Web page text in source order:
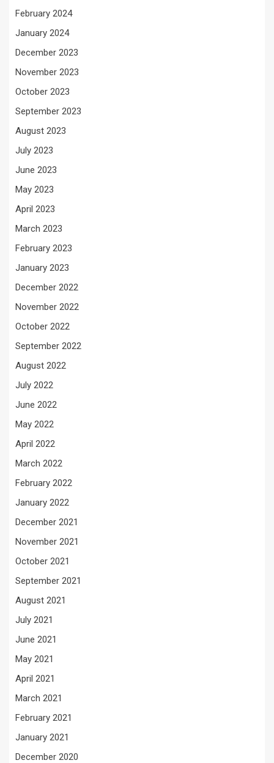
February 2024
January 2024
December 2023
November 2023
October 2023
September 2023
August 2023
July 2023
June 2023
May 2023
April 2023
March 2023
February 2023
January 2023
December 2022
November 2022
October 2022
September 2022
August 2022
July 2022
June 2022
May 2022
April 2022
March 2022
February 2022
January 2022
December 2021
November 2021
October 2021
September 2021
August 2021
July 2021
June 2021
May 2021
April 2021
March 2021
February 2021
January 2021
December 2020